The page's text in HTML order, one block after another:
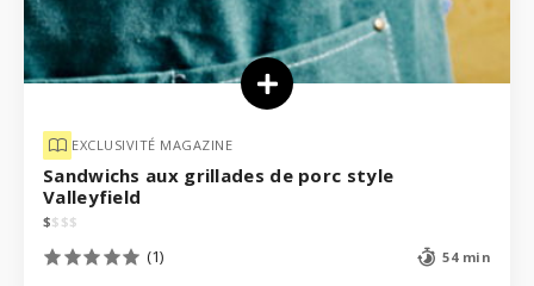
EXCLUSIVITÉ MAGAZINE
Sandwichs aux grillades de porc style
Valleyfield
$$ $$
(1) 54 min